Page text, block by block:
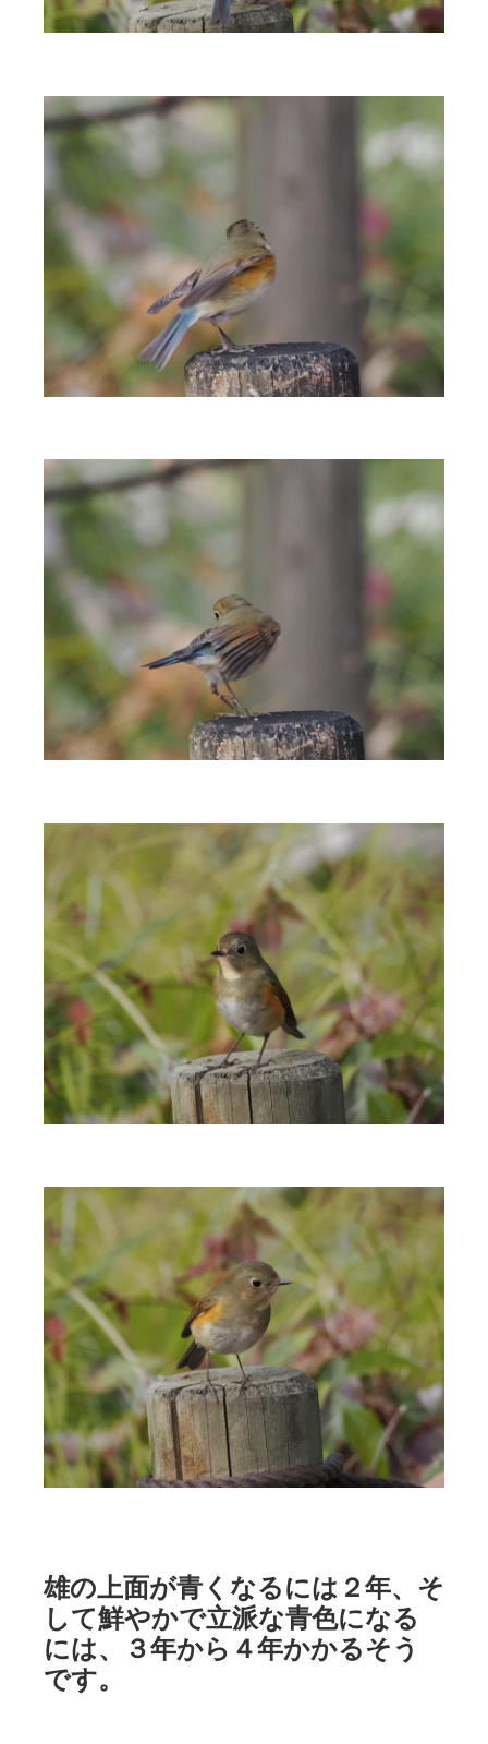
雄の上面が青くなるには２年、そ
して鮮やかで立派な青色になる
には、３年から４年かかるそう
です。